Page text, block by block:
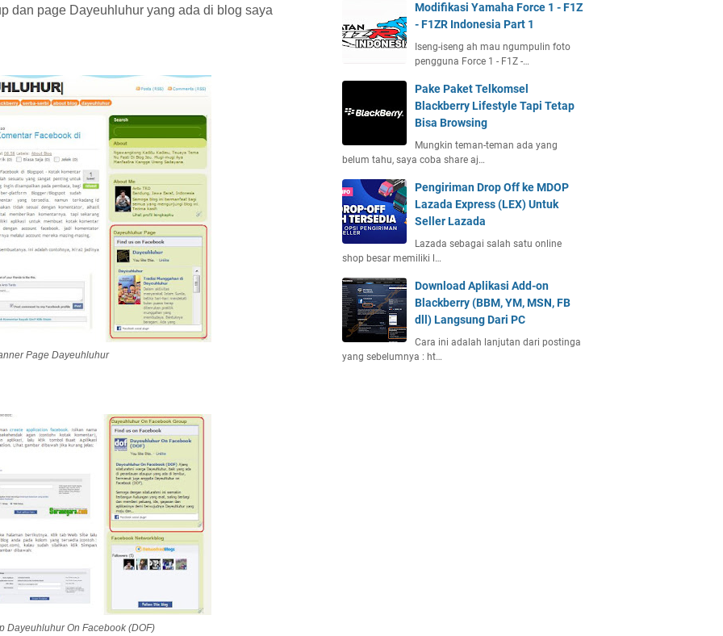
dan page Dayeuhluhur yang ada di blog saya
Page Dayeuhluhur
Dayeuhluhur On Facebook (DOF)
Modifikasi Yamaha Force 1 - F1Z
- F1ZR Indonesia Part 1
Iseng-iseng ah mau ngumpulin foto
pengguna Force 1 - F1Z -…
Pake Paket Telkomsel
Blackberry Lifestyle Tapi Tetap
Bisa Browsing
Mungkin teman-teman ada yang
belum tahu, saya coba share aj…
Pengiriman Drop Off ke MDOP
Lazada Express (LEX) Untuk
Seller Lazada
Lazada sebagai salah satu online
shop besar memiliki l…
Download Aplikasi Add-on
Blackberry (BBM, YM, MSN, FB
dll) Langsung Dari PC
Cara ini adalah lanjutan dari postinga
yang sebelumnya : ht…